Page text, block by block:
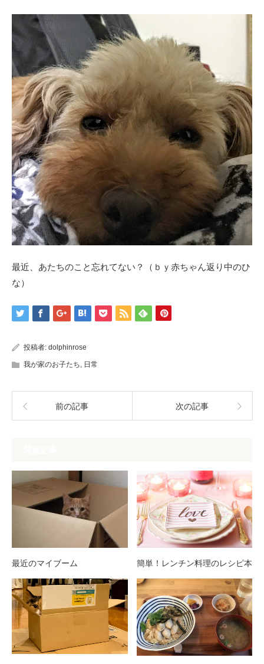
最近、あたちのこと忘れてない？（ｂｙ赤ちゃん返り中のひ
な）
投稿者: dolphinrose
我が家のお子たち, 日常
前の記事 次の記事
最近のマイブーム 簡単！レンチン料理のレシピ本